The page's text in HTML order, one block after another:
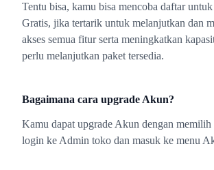
Tentu bisa, kamu bisa mencoba daftar
Gratis, jika tertarik untuk melanjutkan dan
akses semua fitur serta meningkatkan
perlu melanjutkan paket tersedia.
Bagaimana cara upgrade Akun?
Kamu dapat upgrade Akun dengan memilih
login ke Admin toko dan masuk ke menu